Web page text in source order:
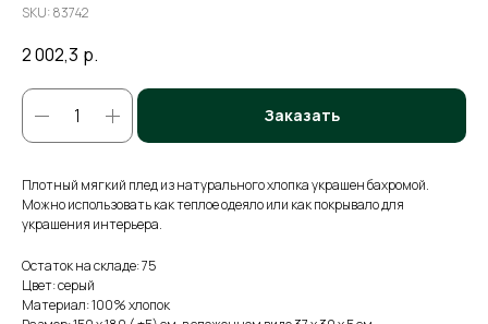
SKU: 83742
2 002,3 р.
Заказать
Плотный мягкий плед из натурального хлопка украшен бахромой.
Можно использовать как теплое одеяло или как покрывало для
украшения интерьера.
Остаток на складе: 75
Цвет: серый
Материал: 100% хлопок